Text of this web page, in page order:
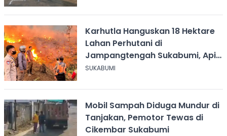
Karhutla Hanguskan 18 Hektare
Lahan Perhutani di
Jampangtengah Sukabumi, Api
Masih Berkobar
SUKABUMI
Mobil Sampah Diduga Mundur di
Tanjakan, Pemotor Tewas di
Cikembar Sukabumi